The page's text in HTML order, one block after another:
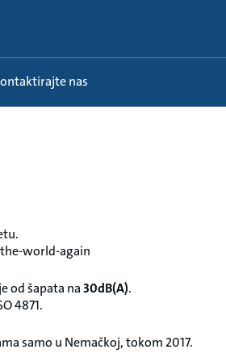
Kontaktirajte nas
world-again
od šapata na30dB(A).
4871.
samo u Nemačkoj, tokom 2017.